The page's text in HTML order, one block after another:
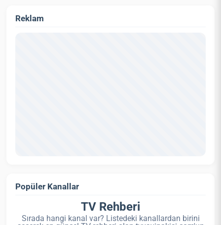
Reklam
Popüler Kanallar
TV Rehberi
Sırada hangi kanal var? Listedeki kanallardan birini